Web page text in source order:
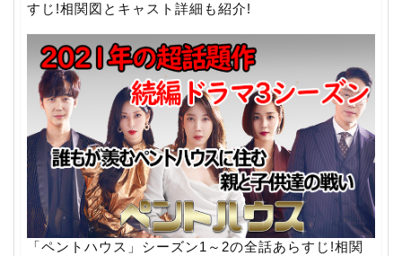
すじ!相関図とキャスト詳細も紹介!
「ペントハウス」シーズン1～2の全話あらすじ!相関